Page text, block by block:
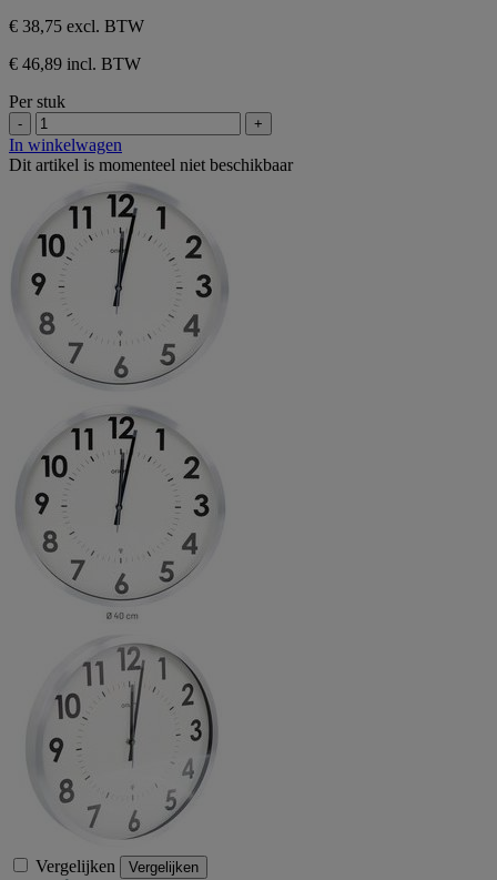
€ 38,75 excl. BTW
€ 46,89 incl. BTW
Per stuk
- +
In winkelwagen
Dit artikel is momenteel niet beschikbaar
Vergelijken Vergelijken